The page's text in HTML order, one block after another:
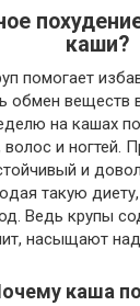
каши?
помогает
обмен веществ
на кашах
и ногтей.
и
такую
Ведь крупы
насыщают
каша